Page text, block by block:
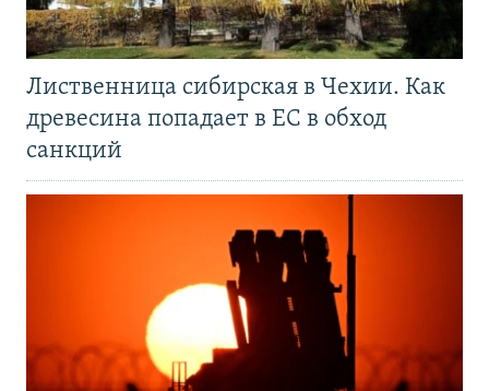
Лиственница сибирская в Чехии. Как
древесина попадает в ЕС в обход
санкций